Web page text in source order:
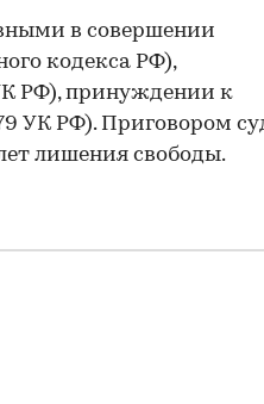
в совершении
кодекса РФ),
РФ), принуждении к
УК РФ). Приговором
лишения свободы.